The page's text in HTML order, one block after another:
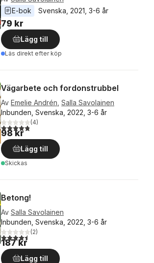
E-bok
Svenska 2021 3-6 år
79 kr
Lägg till
Läs direkt efter köp
Vägarbete och fordonstrubbel
Av Emelie Andrén Salla Savolainen
Inbunden, Svenska, 2022, 3-6 år
4,8utav 5 stjärnor. Totalt antal röster:
(4)
98 kr
Lägg till
Skickas
Betong!
Av Salla Savolainen
Inbunden, Svenska, 2022, 3-6 år
4,5utav 5 stjärnor. Totalt antal röster:
(2)
187 kr
Lägg till